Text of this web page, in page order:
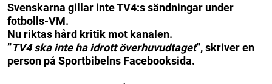
Svenskarna gillar inte TV4:s sändningar under
fotbolls-VM.
Nu riktas hård kritik mot kanalen.
”TV4 ska inte ha idrott överhuvudtaget”, skriver en
person på Sportbibelns Facebooksida.